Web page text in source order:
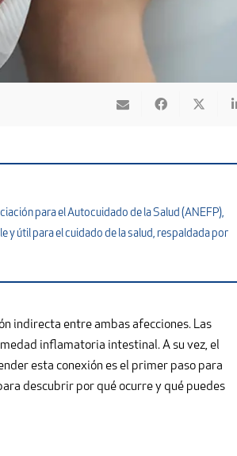
para el Autocuidado de la Salud (ANEFP),
útil para el cuidado de la salud, respaldada por
indirecta entre ambas afecciones. Las
inflamatoria intestinal. A su vez, el
esta conexión es el primer paso para
descubrir por qué ocurre y qué puedes